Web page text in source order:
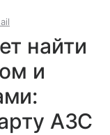
найти
и
АЗС